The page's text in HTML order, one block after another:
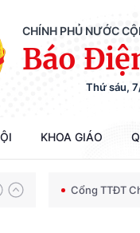
CHÍNH PHỦ NƯỚC
Báo
Thứ sáu,
KHOA GIÁO
Cổng TTĐT